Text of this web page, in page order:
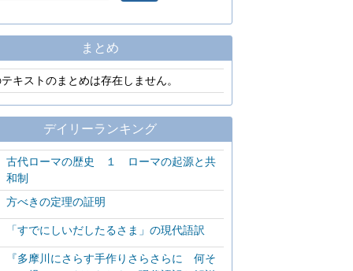
まとめ
テキストのまとめは存在しません。
デイリーランキング
古代ローマの歴史 １ ローマの起源と共
和制
方べきの定理の証明
「すでにしいだしたるさま」の現代語訳
『多摩川にさらす手作りさらさらに 何そ